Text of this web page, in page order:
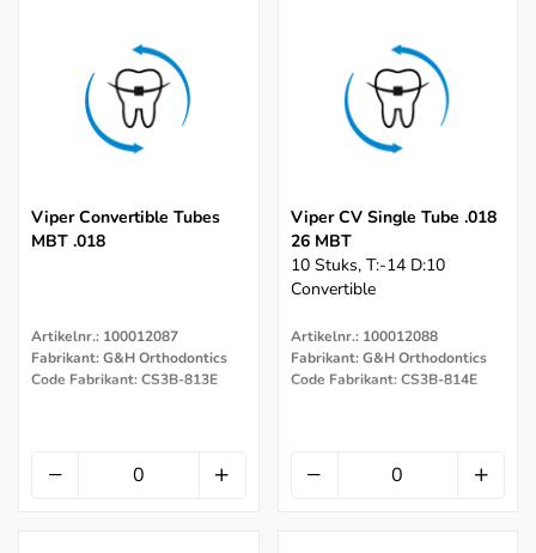
Viper Convertible Tubes
MBT .018
Artikelnr.: 100012087
Fabrikant: G&H Orthodontics
Code Fabrikant: CS3B-813E
Viper CV Single Tube .018
26 MBT
10 Stuks, T:-14 D:10
Convertible
Artikelnr.: 100012088
Fabrikant: G&H Orthodontics
Code Fabrikant: CS3B-814E